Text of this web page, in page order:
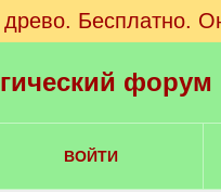
древо. Бесплатно.
ВОЙТИ